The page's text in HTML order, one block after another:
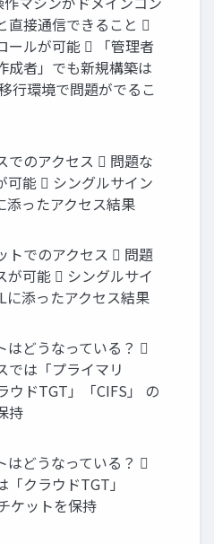
直接通信できること 
ールが可能  「管理者
成者」でも新規構築は
行環境で問題がでるこ
でのアクセス  問題な
可能  シングルサイン
添ったアクセス結果
トでのアクセス  問題
が可能  シングルサイ
に添ったアクセス結果
はどうなっている？ 
では「プライマリ
ウドTGT」「CIFS」 の
持
はどうなっている？ 
「クラウドTGT」
ケットを保持